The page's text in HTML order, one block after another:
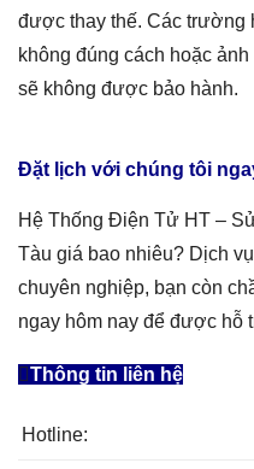
được thay thế. Các trường
không đúng cách hoặc
sẽ không được bảo hành.
Đặt lịch với chúng tôi
Hệ Thống Điện Tử HT –
Tàu giá bao nhiêu? Dịch
chuyên nghiệp, bạn còn
ngay hôm nay để được hỗ
Thông tin liên hệ
Hotline: